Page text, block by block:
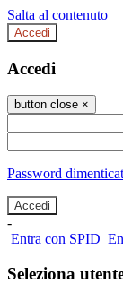
Salta al contenuto
Accedi
Accedi
button close ×
Password
-
Entra con SPID
Seleziona